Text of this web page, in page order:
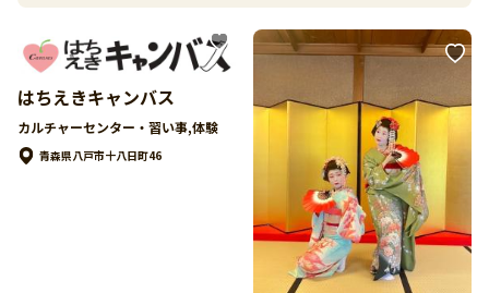
はちえきキャンバス
カルチャーセンター・習い事,体験
青森県八戸市十八日町46